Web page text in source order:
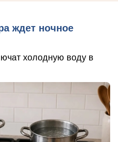
ждет ночное
холодную воду в